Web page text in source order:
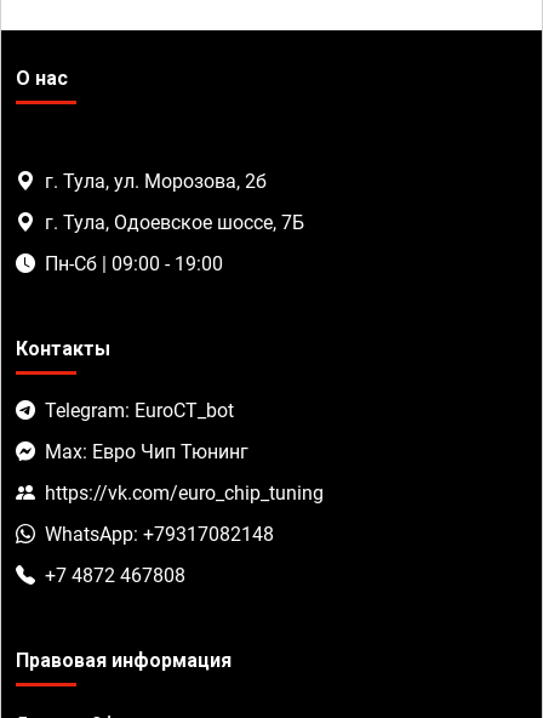
О нас
г. Тула, ул. Морозова, 2б
г. Тула, Одоевское шоссе, 7Б
Пн-Сб | 09:00 - 19:00
Контакты
Telegram: EuroCT_bot
Max: Евро Чип Тюнинг
https://vk.com/euro_chip_tuning
WhatsApp: +79317082148
+7 4872 467808
Правовая информация